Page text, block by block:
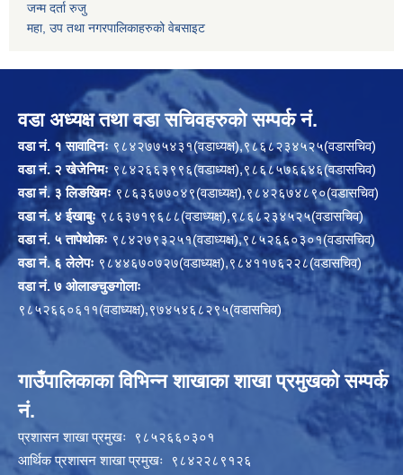
जन्म दर्ता रुजु
महा, उप तथा नगरपालिकाहरुको वेबसाइट
वडा अध्यक्ष तथा वडा सचिवहरुको सम्पर्क नं.
वडा नं. १ सावादिनः ९८४२७७५४३१(वडाध्यक्ष),९८६८२३४५२५(वडासचिव)
वडा नं. २ खेजेनिमः९८४२६६३९९६(वडाध्यक्ष),९८६८५७६६४६(वडासचिव)
वडा नं. ३ लिङखिमः९८६३६७७०४९(वडाध्यक्ष),९८४२६७४८९०(वडासचिव)
वडा नं. ४ ईखाबुः९८६३७१९६८८(वडाध्यक्ष),९८६८२३४५२५(वडासचिव)
वडा नं. ५ तापेथोकः ९८४२७९३२५१(वडाध्यक्ष),९८५२६६०३०१(वडासचिव)
वडा नं. ६ लेलेपः ९८४४६७०७२७(वडाध्यक्ष),९८४११७६२२८(वडासचिव)
वडा नं. ७ ओलाङचुङगोलाः
९८५२६६०६११(वडाध्यक्ष),९७४५४६८२९५(वडासचिव)
गाउँपालिकाका विभिन्न शाखाका शाखा प्रमुखको सम्पर्क
नं.
प्रशासन शाखा प्रमुखः ९८५२६६०३०१
आर्थिक प्रशासन शाखा प्रमुखः ९८४२२८९१२६